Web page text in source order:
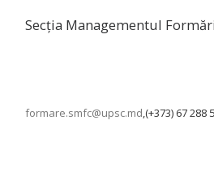
Secția Managementul
formare.smfc@upsc.md,(+373) 67 288